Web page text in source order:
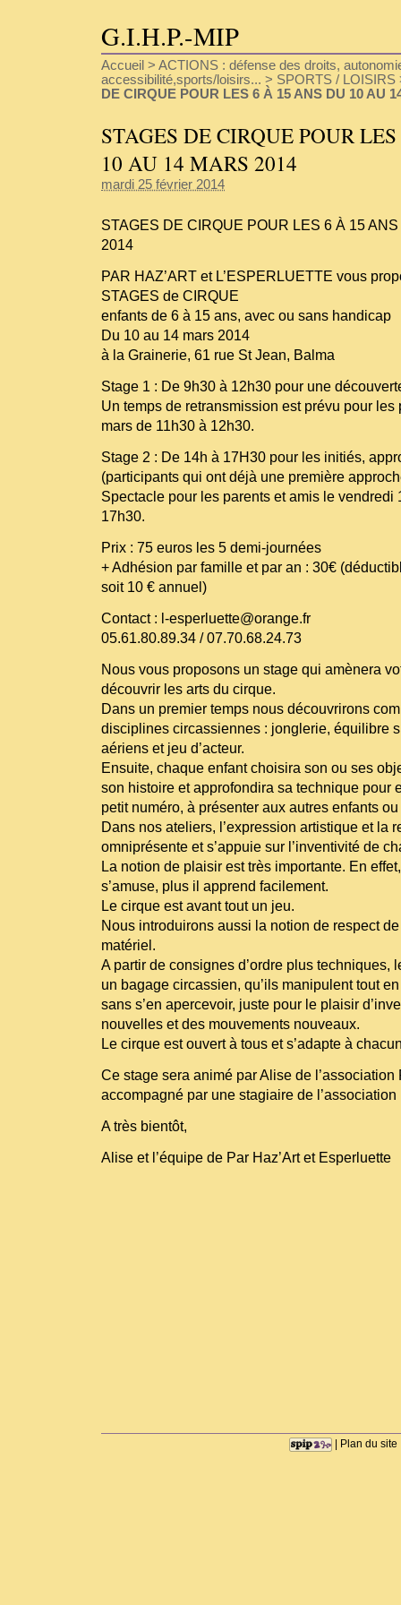
G.I.H.P.-MIP
Accueil > ACTIONS : défense des droits,
accessibilité,sports/loisirs... > SPORTS / LOISIRS
DE CIRQUE POUR LES 6 À 15 ANS DU 10 AU
STAGES DE CIRQUE POUR
10 AU 14 MARS 2014
mardi 25 février 2014
STAGES DE CIRQUE POUR LES 6 À 15
2014
PAR HAZ’ART et L’ESPERLUETTE vous
STAGES de CIRQUE
enfants de 6 à 15 ans, avec ou sans handicap
Du 10 au 14 mars 2014
à la Grainerie, 61 rue St Jean, Balma
Stage 1 : De 9h30 à 12h30 pour une
Un temps de retransmission est prévu pour
mars de 11h30 à 12h30.
Stage 2 : De 14h à 17H30 pour les initiés,
(participants qui ont déjà une première
Spectacle pour les parents et amis le vendredi
17h30.
Prix : 75 euros les 5 demi-journées
+ Adhésion par famille et par an : 30€
soit 10 € annuel)
Contact : l-esperluette@orange.fr
05.61.80.89.34 / 07.70.68.24.73
Nous vous proposons un stage qui amènera
découvrir les arts du cirque.
Dans un premier temps nous découvrirons
disciplines circassiennes : jonglerie, équilibre
aériens et jeu d’acteur.
Ensuite, chaque enfant choisira son ou ses
son histoire et approfondira sa technique pour
petit numéro, à présenter aux autres enfants
Dans nos ateliers, l’expression artistique et la
omniprésente et s’appuie sur l’inventivité de
La notion de plaisir est très importante. En
s’amuse, plus il apprend facilement.
Le cirque est avant tout un jeu.
Nous introduirons aussi la notion de respect
matériel.
A partir de consignes d’ordre plus techniques,
un bagage circassien, qu’ils manipulent tout
sans s’en apercevoir, juste pour le plaisir
nouvelles et des mouvements nouveaux.
Le cirque est ouvert à tous et s’adapte à
Ce stage sera animé par Alise de l’association
accompagné par une stagiaire de l’association
A très bientôt,
Alise et l’équipe de Par Haz’Art et Esperluette
Plan du site